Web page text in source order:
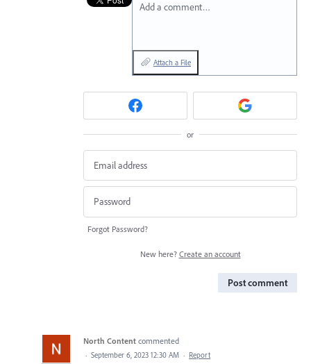
Add a comment…
Attach a File
or
Forgot Password?
New here? Create an account
Post comment
North Content commented
· September 6, 2023 12:30 AM · Report